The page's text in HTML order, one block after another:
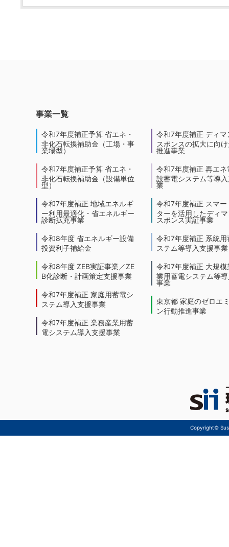
事業一覧
令和7年度補正予算 省エネ・
非化石転換補助金（工場・事
業場型）
令和7年度補正予算 省エネ・
非化石転換補助金（設備単位
型）
令和7年度補正 地域エネルギ
ー利用最適化・省エネルギー
診断拡充事業
令和8年度 省エネルギー設備
投資利子補給金
令和8年度 ZEB実証事業／ZE
B化診断・計画策定支援事業
令和7年度補正 家庭用蓄電シ
ステム導入支援事業
令和7年度補正 業務産業用蓄
電システム導入支援事業
令和7年度補正 ディマ
スポンスの拡大に向
推進事業
令和7年度補正 再エネ
設蓄電システム等導
業
令和7年度補正 スマー
ターを活用したディ
スポンス実証事業
令和7年度補正 系統用
ステム等導入支援事業
令和7年度補正 大規模
業用蓄電システム等
事業
東京都 家庭のゼロエ
ン行動推進事業
Copyright©